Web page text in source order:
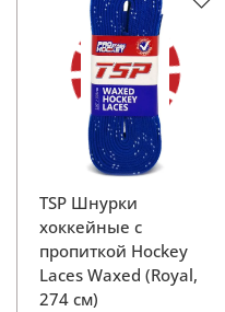
TSP Шнурки
хоккейные c
пропиткой Hockey
Laces Waxed (Royal,
274 см)